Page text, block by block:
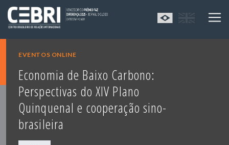
EVENTOS ONLINE
Economia de Baixo Carbono:
Perspectivas do XIV Plano
Quinquenal e cooperação sino-
brasileira